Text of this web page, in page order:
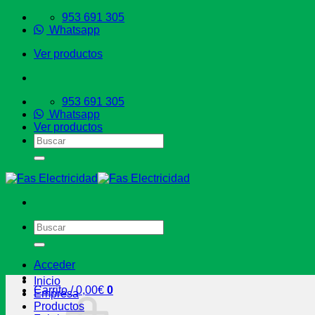
Saltar
953 691 305
Whatsapp
Ver productos
953 691 305
Whatsapp
Ver productos
Buscar
por:
Buscar
por:
Acceder
Carrito /0,00€ 0
Inicio
Empresa
Productos